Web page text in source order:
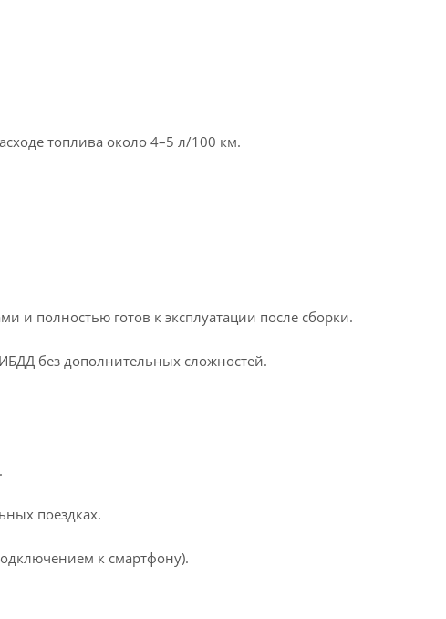
топлива около 4–5 л/100 км.
и полностью готов к эксплуатации после сборки.
без дополнительных сложностей.
поездках.
к смартфону).